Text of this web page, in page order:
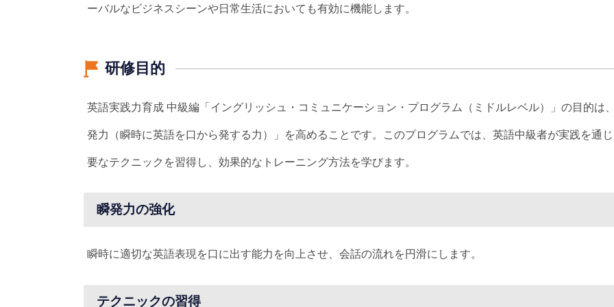
ーバルなビジネスシーンや日常生活においても有効に機能します。
研修目的
英語実践力育成 中級編「イングリッシュ・コミュニケーション・プログラム（ミドルレベル）」の目的は
発力（瞬時に英語を口から発する力）」を高めることです。このプログラムでは、英語中級者が実践を通
要なテクニックを習得し、効果的なトレーニング方法を学びます。
瞬発力の強化
瞬時に適切な英語表現を口に出す能力を向上させ、会話の流れを円滑にします。
テクニックの習得